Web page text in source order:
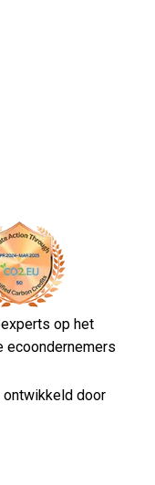
op het
ecoondernemers
ontwikkeld door